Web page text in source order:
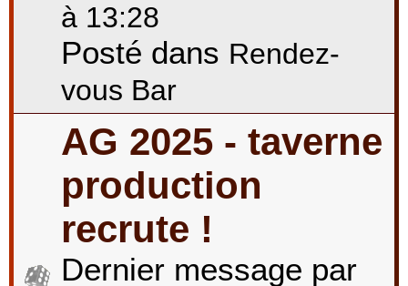
à 13:28
Posté dans Rendez-
vous Bar
AG 2025 - taverne
production
recrute !
Dernier message par